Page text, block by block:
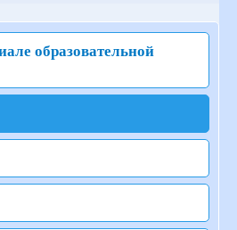
образовательной